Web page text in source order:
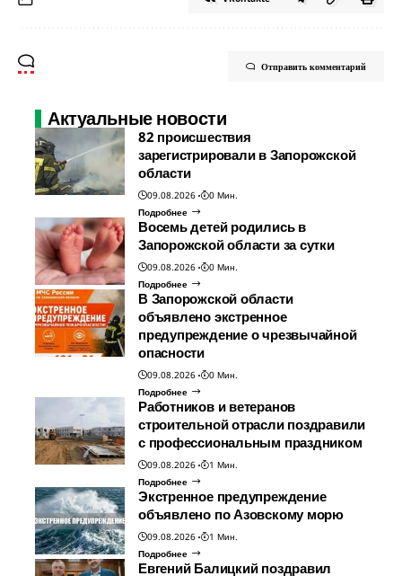
Отправить комментарий
Актуальные новости
82 происшествия
зарегистрировали в Запорожской
области
09.08.2026
0 Мин.
Подробнее
Восемь детей родились в
Запорожской области за сутки
09.08.2026
0 Мин.
Подробнее
В Запорожской области
объявлено экстренное
предупреждение о чрезвычайной
опасности
09.08.2026
0 Мин.
Подробнее
Работников и ветеранов
строительной отрасли поздравили
с профессиональным праздником
09.08.2026
1 Мин.
Подробнее
Экстренное предупреждение
объявлено по Азовскому морю
09.08.2026
1 Мин.
Подробнее
Евгений Балицкий поздравил